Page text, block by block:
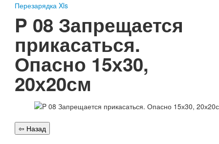
Перезарядка ОВП
Доставка
Оплата
Гарантии
О нас
Публичная оферта
Вопрос-Ответ
Перезарядка Xls
P 08 Запрещается
прикасаться.
Опасно 15х30,
20х20см